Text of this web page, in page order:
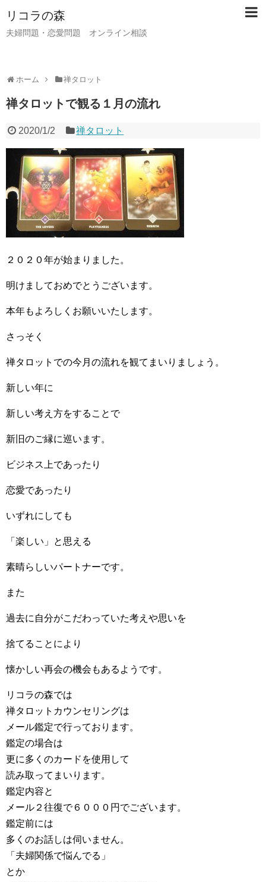
リコラの森
夫婦問題・恋愛問題 オンライン相談
ホーム 禅タロット
禅タロットで観る１月の流れ
2020/1/2 禅タロット
２０２０年が始まりました。
明けましておめでとうございます。
本年もよろしくお願いいたします。
さっそく
禅タロットでの今月の流れを観てまいりましょう。
新しい年に
新しい考え方をすることで
新旧のご縁に巡います。
ビジネス上であったり
恋愛であったり
いずれにしても
「楽しい」と思える
素晴らしいパートナーです。
また
過去に自分がこだわっていた考えや思いを
捨てることにより
懐かしい再会の機会もあるようです。
リコラの森では
禅タロットカウンセリングは
メール鑑定で行っております。
鑑定の場合は
更に多くのカードを使用して
読み取ってまいります。
鑑定内容と
メール２往復で６０００円でございます。
鑑定前には
多くのお話しは伺いません。
「夫婦関係で悩んでる」
とか